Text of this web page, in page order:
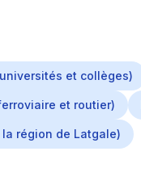
et collèges)
et routier)
région de Latgale)